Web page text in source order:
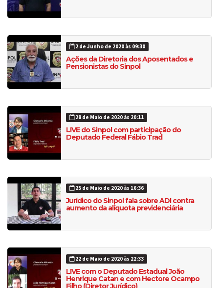
2 de Junho de 2020 às 09:30
Ações da Diretoria dos Aposentados e
Pensionistas do Sinpol
28 de Maio de 2020 às 20:11
LIVE do Sinpol com participação do
Deputado Federal Fábio Trad
25 de Maio de 2020 às 16:36
Jurídico do Sinpol fala sobre ADI contra
aumento da alíquota previdenciária
22 de Maio de 2020 às 22:33
LIVE com o Deputado Estadual João
Henrique Catan e com Hectore Ocampo
Filho (Diretor Jurídico)